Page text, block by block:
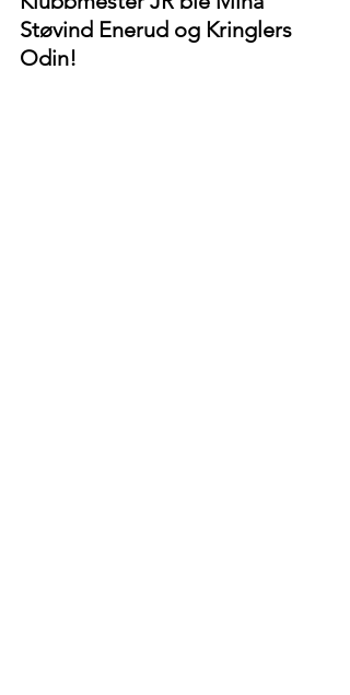
Støvind Enerud og Kringlers
Odin!